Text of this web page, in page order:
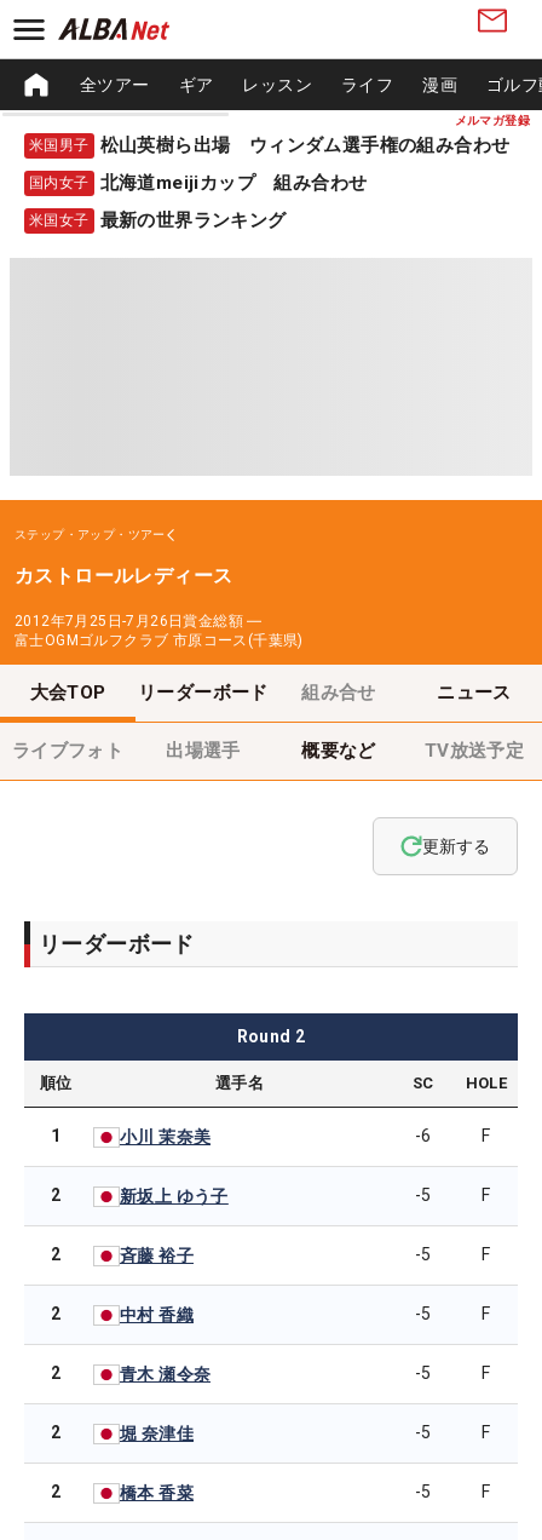
メルマガ登録
全ツアー ギア レッスン ライフ 漫画 ゴル
米国男子 松山英樹ら出場 ウィンダム選手権の組み合わせ
国内女子 北海道meijiカップ 組み合わせ
米国女子 最新の世界ランキング
ステップ・アップ・ツアー
カストロールレディース
2012年7月25日-7月26日賞金総額 ―
富士OGMゴルフクラブ 市原コース(千葉県)
大会TOP リーダーボード 組み合せ ニュース
ライブフォト 出場選手 概要など TV放送予定
更新する
リーダーボード
Round 2
順位 選手名 SC HOLE
1 小川 茉奈美 -6 F
2 新坂上 ゆう子 -5 F
2 斉藤 裕子 -5 F
2 中村 香織 -5 F
2 青木 瀬令奈 -5 F
2 堀 奈津佳 -5 F
2 橋本 香菜 -5 F